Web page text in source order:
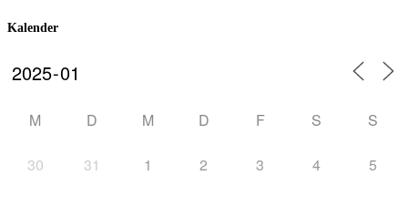
Kalender
M D M D F S S
30 31 1 2 3 4 5